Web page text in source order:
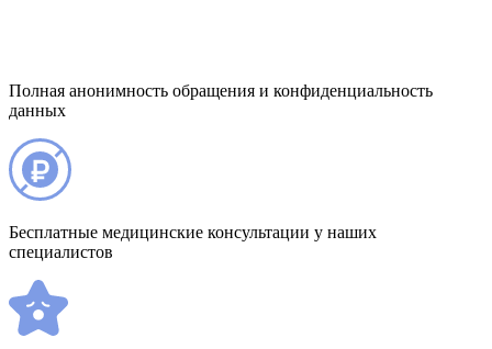
Полная анонимность обращения и конфиденциальность
данных
Бесплатные медицинские консультации у наших
специалистов